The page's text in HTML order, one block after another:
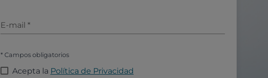
E-mail *
* Campos obligatorios
Acepta la Política de Privacidad